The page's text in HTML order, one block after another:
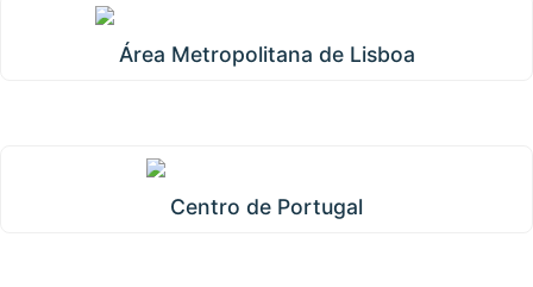
Área Metropolitana de Lisboa
Centro de Portugal